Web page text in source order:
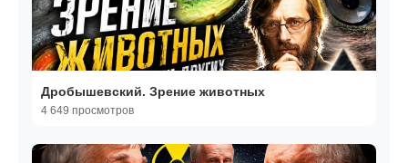
Дробышевский. Зрение животных
4 649 просмотров